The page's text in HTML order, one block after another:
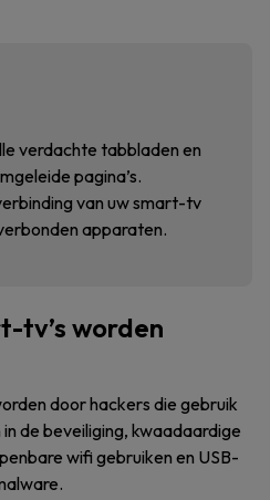
verdachte tabbladen en
pagina’s.
van uw smart-tv
apparaten.
tv’s worden
door hackers die gebruik
de beveiliging, kwaadaardige
wifi gebruiken en USB-